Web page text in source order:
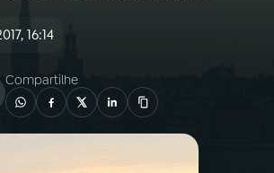
16:14
Compartilhe